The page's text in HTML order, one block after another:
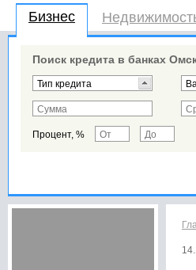
Бизнес
Поиск кредита в банках
Процент, %